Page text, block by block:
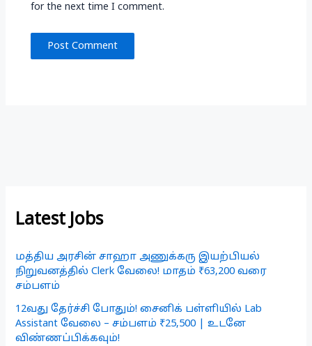
for the next time I comment.
Latest Jobs
மத்திய அரசின் சாஹா அணுக்கரு இயற்பியல்
நிறுவனத்தில் Clerk வேலை! மாதம் ₹63,200 வரை
சம்பளம்
12வது தேர்ச்சி போதும்! சைனிக் பள்ளியில் Lab
Assistant வேலை – சம்பளம் ₹25,500 | உடனே
விண்ணப்பிக்கவும்!